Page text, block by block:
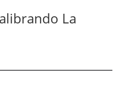
La